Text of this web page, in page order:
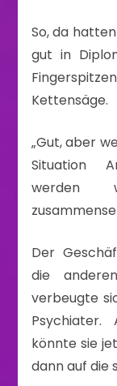
So, da
gut in
Kettensäge.
„Gut, aber
Situation
werden
Der
die
verbeugte
Psychiater.
könnte sie
dann auf die